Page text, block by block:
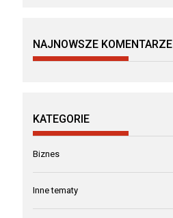
NAJNOWSZE KOMENTARZE
KATEGORIE
Biznes
Inne tematy